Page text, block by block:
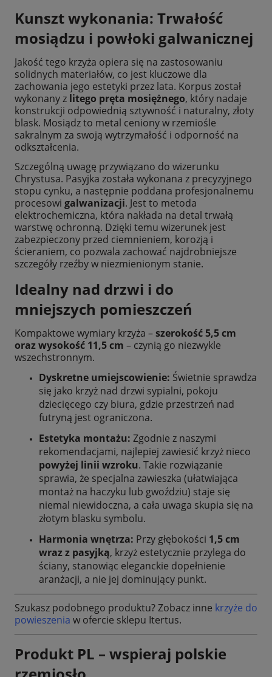
Kunszt wykonania: Trwałość
mosiądzu i powłoki galwanicznej
Jakość tego krzyża opiera się na zastosowaniu
solidnych materiałów, co jest kluczowe dla
zachowania jego estetyki przez lata. Korpus został
wykonany z litego pręta mosiężnego, który nadaje
konstrukcji odpowiednią sztywność i naturalny, złoty
blask. Mosiądz to metal ceniony w rzemiośle
sakralnym za swoją wytrzymałość i odporność na
odkształcenia.
Szczególną uwagę przywiązano do wizerunku
Chrystusa. Pasyjka została wykonana z precyzyjnego
stopu cynku, a następnie poddana profesjonalnemu
procesowi galwanizacji. Jest to metoda
elektrochemiczna, która nakłada na detal trwałą
warstwę ochronną. Dzięki temu wizerunek jest
zabezpieczony przed ciemnieniem, korozją i
ścieraniem, co pozwala zachować najdrobniejsze
szczegóły rzeźby w niezmienionym stanie.
Idealny nad drzwi i do
mniejszych pomieszczeń
Kompaktowe wymiary krzyża –szerokość 5,5 cm
oraz wysokość 11,5 cm – czynią go niezwykle
wszechstronnym.
Dyskretne umiejscowienie: Świetnie sprawdza
się jako krzyż nad drzwi sypialni, pokoju
dziecięcego czy biura, gdzie przestrzeń nad
futryną jest ograniczona.
Estetyka montażu: Zgodnie z naszymi
rekomendacjami, najlepiej zawiesić krzyż nieco
powyżej linii wzroku. Takie rozwiązanie
sprawia, że specjalna zawieszka (ułatwiająca
montaż na haczyku lub gwoździu) staje się
niemal niewidoczna, a cała uwaga skupia się na
złotym blasku symbolu.
Harmonia wnętrza: Przy głębokości 1,5 cm
wraz z pasyjką, krzyż estetycznie przylega do
ściany, stanowiąc eleganckie dopełnienie
aranżacji, a nie jej dominujący punkt.
Szukasz podobnego produktu? Zobacz inne krzyże do
powieszenia w ofercie sklepu Itertus.
Produkt PL – wspieraj polskie